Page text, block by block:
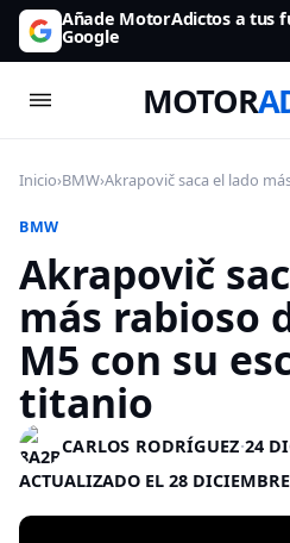
Añade MotorAdictos a tus
Google
MOTOR
Inicio›BMW›Akrapovič saca el lado
BMW
Akrapovič
más rabioso
M5 con su
titanio
CARLOS RODRÍGUEZ·24
ACTUALIZADO EL 28